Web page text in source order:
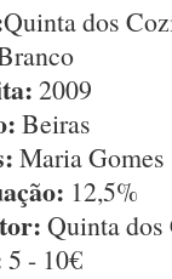
Quinta dos
2009
Beiras
Maria Gomes
12,5%
Quinta
5 - 10€